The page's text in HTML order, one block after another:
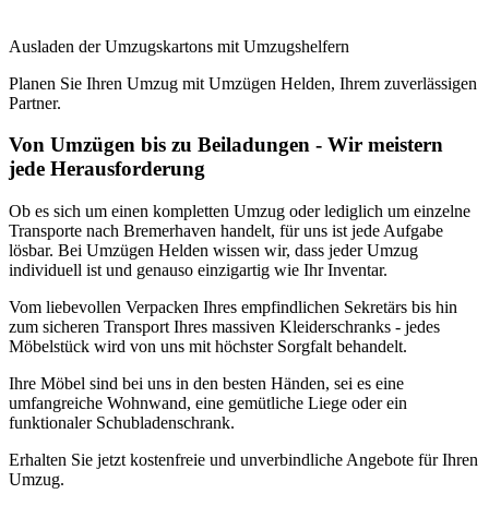
Ausladen der Umzugskartons mit Umzugshelfern
Planen Sie Ihren Umzug mit Umzügen Helden, Ihrem zuverlässigen
Partner.
Von Umzügen bis zu Beiladungen - Wir meistern
jede Herausforderung
Ob es sich um einen kompletten Umzug oder lediglich um einzelne
Transporte nach Bremerhaven handelt, für uns ist jede Aufgabe
lösbar. Bei Umzügen Helden wissen wir, dass jeder Umzug
individuell ist und genauso einzigartig wie Ihr Inventar.
Vom liebevollen Verpacken Ihres empfindlichen Sekretärs bis hin
zum sicheren Transport Ihres massiven Kleiderschranks - jedes
Möbelstück wird von uns mit höchster Sorgfalt behandelt.
Ihre Möbel sind bei uns in den besten Händen, sei es eine
umfangreiche Wohnwand, eine gemütliche Liege oder ein
funktionaler Schubladenschrank.
Erhalten Sie jetzt kostenfreie und unverbindliche Angebote für Ihren
Umzug.